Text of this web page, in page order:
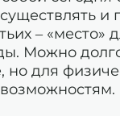
и
–
Можно
но для